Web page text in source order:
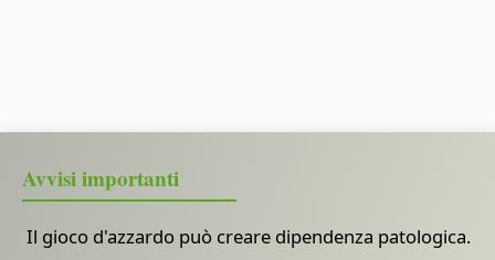
Avvisi importanti
Il gioco d'azzardo può creare dipendenza patologica.